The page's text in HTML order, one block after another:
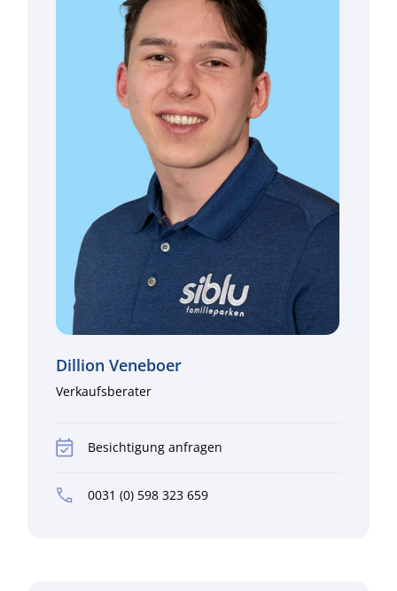
Dillion Veneboer
Verkaufsberater
Besichtigung anfragen
0031 (0) 598 323 659